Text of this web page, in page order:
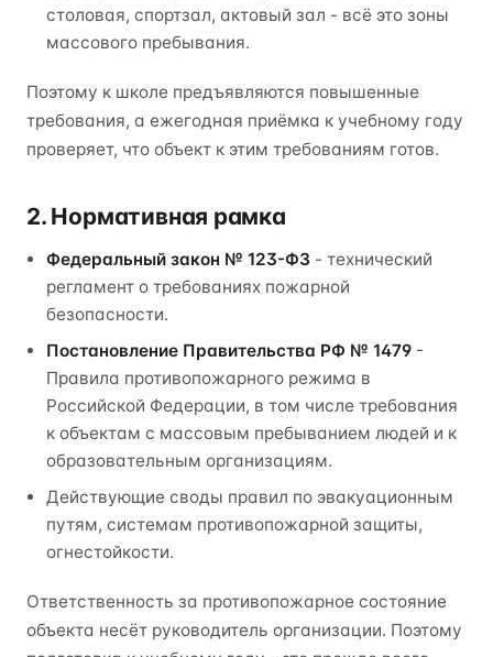
столовая, спортзал, актовый зал - всё это зоны
массового пребывания.
Поэтому к школе предъявляются повышенные
требования, а ежегодная приёмка к учебному году
проверяет, что объект к этим требованиям готов.
2. Нормативная рамка
Федеральный закон № 123-ФЗ - технический
регламент о требованиях пожарной
безопасности.
Постановление Правительства РФ № 1479 -
Правила противопожарного режима в
Российской Федерации, в том числе требования
к объектам с массовым пребыванием людей и к
образовательным организациям.
Действующие своды правил по эвакуационным
путям, системам противопожарной защиты,
огнестойкости.
Ответственность за противопожарное состояние
объекта несёт руководитель организации. Поэтому